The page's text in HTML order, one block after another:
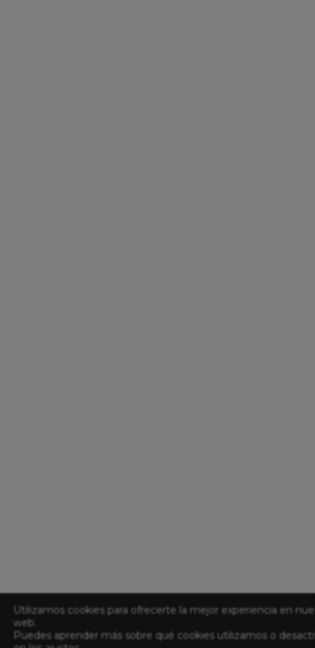
Utilizamos cookies para ofrecerte la mejor experiencia en
web.
Puedes aprender más sobre qué cookies utilizamos o